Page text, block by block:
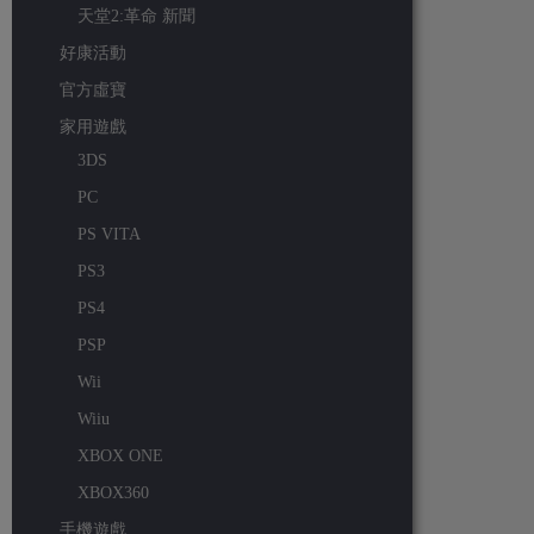
天堂2:革命 新聞
好康活動
官方虛寶
家用遊戲
3DS
PC
PS VITA
PS3
PS4
PSP
Wii
Wiiu
XBOX ONE
XBOX360
手機遊戲